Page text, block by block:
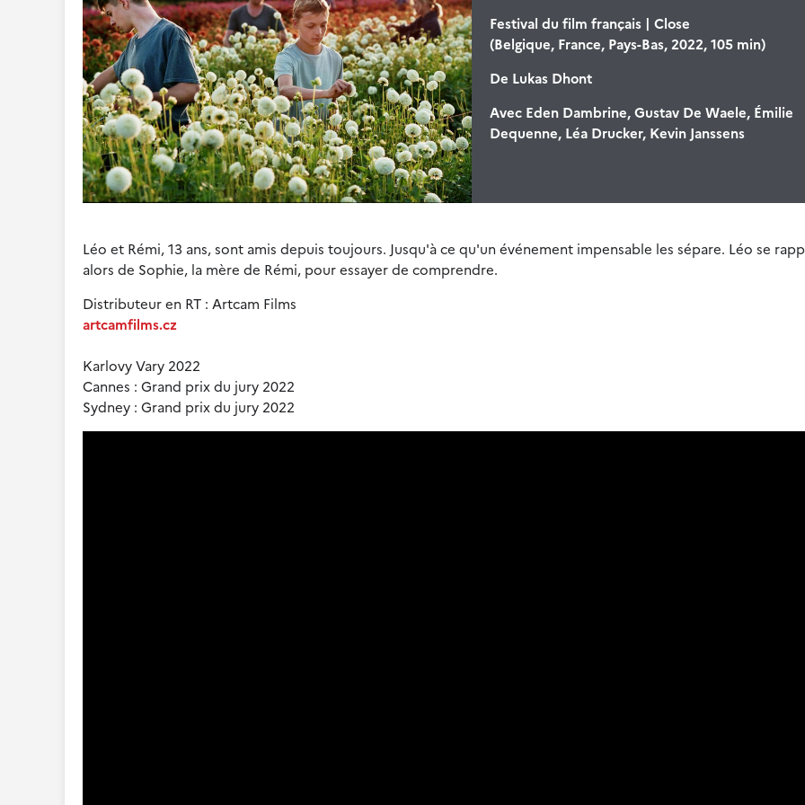
Festival du film français | Close
(Belgique, France, Pays-Bas, 2022, 105 min)
De Lukas Dhont
AvecEden Dambrine, Gustav De Waele, Émilie
Dequenne, Léa Drucker, Kevin Janssens
Léo et Rémi, 13 ans, sont amis depuis toujours. Jusqu'à ce qu'un événement impensable les sépare. Léo se
alors de Sophie, la mère de Rémi, pour essayer de comprendre.
Distributeur en RT : Artcam Films
artcamfilms.cz
Karlovy Vary 2022
Cannes : Grand prix du jury 2022
Sydney : Grand prix du jury 2022